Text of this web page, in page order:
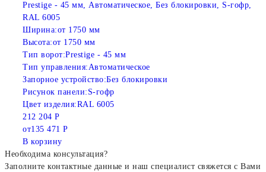
Prestige - 45 мм, Автоматическое, Без блокировки, S-гофр,
RAL 6005
Ширина:от 1750 мм
Высота:от 1750 мм
Тип ворот:Prestige - 45 мм
Тип управления:Автоматическое
Запорное устройство:Без блокировки
Рисунок панели: S-гофр
Цвет изделия:RAL 6005
212 204 Р
от135 471 Р
В корзину
Необходима консультация?
Заполните контактные данные и наш специалист свяжется с Вами